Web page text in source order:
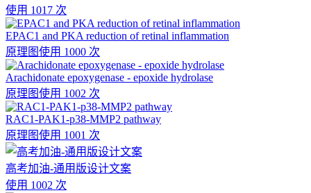
使用 1017 次
EPAC1 and PKA reduction of retinal inflammation
原理图使用 1000 次
Arachidonate epoxygenase - epoxide hydrolase
原理图使用 1002 次
RAC1-PAK1-p38-MMP2 pathway
原理图使用 1001 次
高考加油-通用版设计文案
使用 1002 次